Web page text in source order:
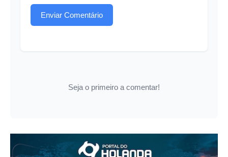
Enviar Comentário
Seja o primeiro a comentar!